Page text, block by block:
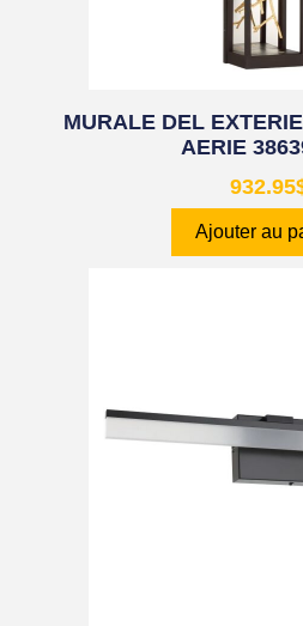
MURALE DEL
AERIE
932.95
Ajouter au